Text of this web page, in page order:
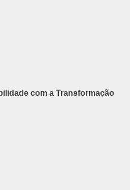
com a Transformação